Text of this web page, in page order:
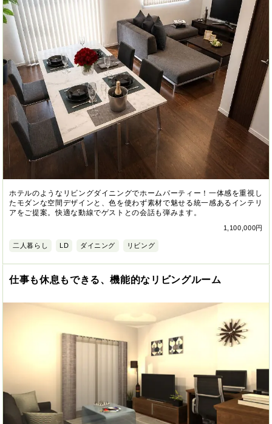
ホテルのようなリビングダイニングでホームパーティー！一体感を重視し
たモダンな空間デザインと、色を使わず素材で魅せる統一感あるインテリ
アをご提案。快適な動線でゲストとの会話も弾みます。
1,100,000円
二人暮らし LD ダイニング リビング
仕事も休息もできる、機能的なリビングルーム